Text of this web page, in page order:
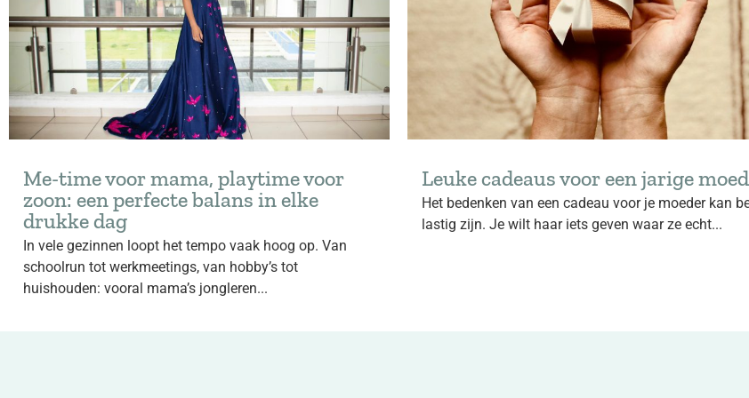
Me-time voor mama, playtime voor
zoon: een perfecte balans in elke
drukke dag
In vele gezinnen loopt het tempo vaak hoog op. Van
schoolrun tot werkmeetings, van hobby’s tot
huishouden: vooral mama’s jongleren...
Leuke cadeaus voor een jarige
Het bedenken van een cadeau voor je moeder kan
lastig zijn. Je wilt haar iets geven waar ze echt...